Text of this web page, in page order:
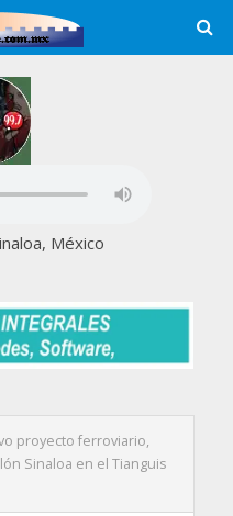
México
proyecto ferroviario,
Sinaloa en el Tianguis